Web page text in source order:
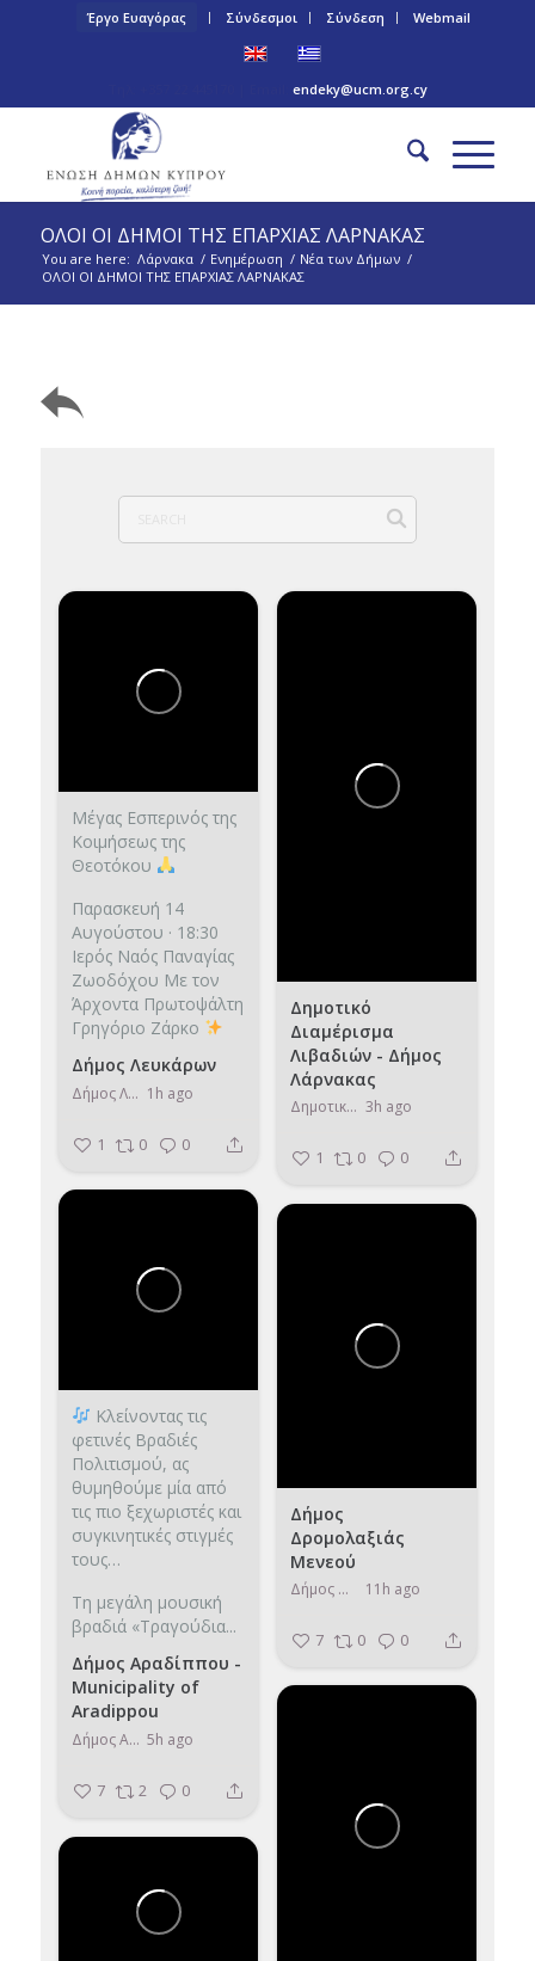
Έργο Ευαγόρας Σύνδεσμοι Σύνδεση Webmail
endeky@ucm.org.cy
ΟΛΟΙ ΟΙ ΔΗΜΟΙ ΤΗΣ ΕΠΑΡΧΙΑΣ ΛΑΡΝΑΚΑΣ
You are here: Λάρνακα / Ενημέρωση / Νέα των Δήμων /
ΟΛΟΙ ΟΙ ΔΗΜΟΙ ΤΗΣ ΕΠΑΡΧΙΑΣ ΛΑΡΝΑΚΑΣ
Μέγας Εσπερινός της
Κοιμήσεως της
Θεοτόκου
Παρασκευή 14
Αυγούστου · 18:30
Ιερός Ναός Παναγίας
Ζωοδόχου Με τον
Άρχοντα Πρωτοψάλτη
Γρηγόριο Ζάρκο
Δήμος Λευκάρων
Δήμος Λευκάρων 1h ago
1 0 0
Δημοτικό
Διαμέρισμα
Λιβαδιών - Δήμος
Λάρνακας
Δημοτικό Διαμέρισμα Λιβαδιών - Δήμος Λάρνακας 3h ago
1 0 0
Κλείνοντας τις
φετινές Βραδιές
Πολιτισμού, ας
θυμηθούμε μία από
τις πιο ξεχωριστές και
συγκινητικές στιγμές
τους…
Τη μεγάλη μουσική
βραδιά «Τραγούδια...
Δήμος Αραδίππου -
Municipality of
Aradippou
Δήμος Αραδίππου - Municipality of Aradippou 5h ago
7 2 0
Δήμος
Δρομολαξιάς
Μενεού
Δήμος Δρομολαξιάς Μενεού 11h ago
7 0 0